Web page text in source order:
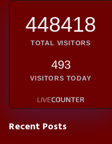
448418
TOTAL VISITORS
493
VISITORS TODAY
Recent Posts